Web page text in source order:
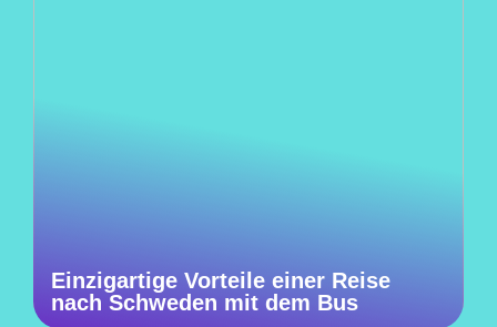
Einzigartige Vorteile einer Reise
nach Schweden mit dem Bus